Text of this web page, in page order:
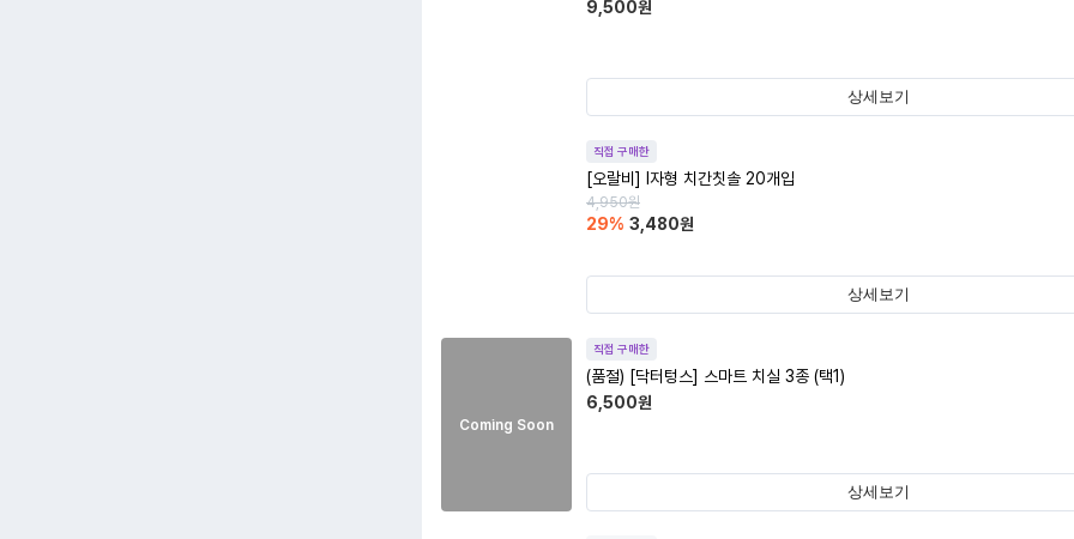
9,500원
상세보기
직접 구매한
[오랄비] I자형 치간칫솔 20개입
4,950원
29% 3,480원
상세보기
Coming Soon
직접 구매한
(품절) [닥터텅스] 스마트 치실 3종 (택1)
6,500원
상세보기